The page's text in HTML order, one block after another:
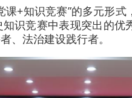
课+知识竞赛”的多元形
识竞赛中表现突出的
、法治建设践行者。